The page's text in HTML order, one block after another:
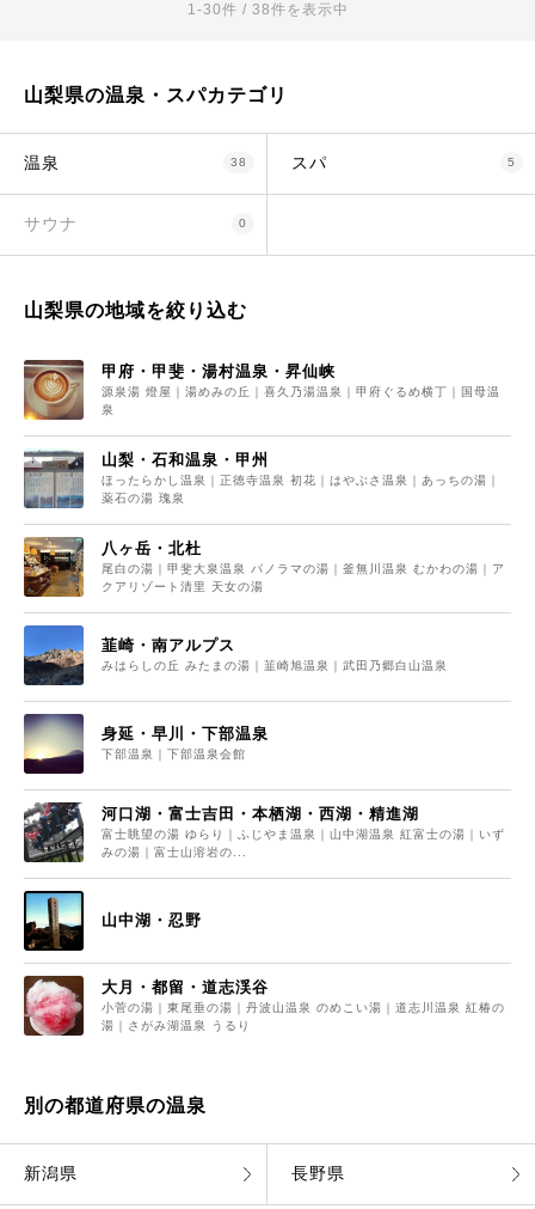
1-30件 / 38件を表示中
山梨県の温泉・スパカテゴリ
温泉 38 スパ 5
サウナ 0
山梨県の地域を絞り込む
甲府・甲斐・湯村温泉・昇仙峡
源泉湯 燈屋｜湯めみの丘｜喜久乃湯温泉｜甲府ぐるめ横丁｜国母温
泉
山梨・石和温泉・甲州
ほったらかし温泉｜正徳寺温泉 初花｜はやぶさ温泉｜あっちの湯｜
薬石の湯 瑰泉
八ヶ岳・北杜
尾白の湯｜甲斐大泉温泉 パノラマの湯｜釜無川温泉 むかわの湯｜ア
クアリゾート清里 天女の湯
韮崎・南アルプス
みはらしの丘 みたまの湯｜韮崎旭温泉｜武田乃郷白山温泉
身延・早川・下部温泉
下部温泉｜下部温泉会館
河口湖・富士吉田・本栖湖・西湖・精進湖
富士眺望の湯 ゆらり｜ふじやま温泉｜山中湖温泉 紅富士の湯｜いず
みの湯｜富士山溶岩の...
山中湖・忍野
大月・都留・道志渓谷
小菅の湯｜東尾垂の湯｜丹波山温泉 のめこい湯｜道志川温泉 紅椿の
湯｜さがみ湖温泉 うるり
別の都道府県の温泉
新潟県 長野県